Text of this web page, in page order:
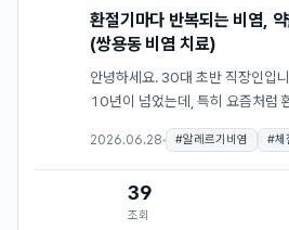
환절기마다 반복되는 비염,
(쌍용동 비염 치료)
안녕하세요. 30대 초반 직장인입
10년이 넘었는데, 특히 요즘처럼
올라와서 글을 남깁니다. 아침마
나오고, 맑은 콧물이 줄줄 흘러 출
2026.06.28 #알레르기비염 #체
39
조회